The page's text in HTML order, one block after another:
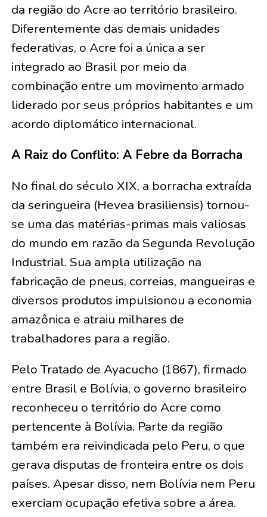
da região do Acre ao território brasileiro.
Diferentemente das demais unidades
federativas, o Acre foi a única a ser
integrado ao Brasil por meio da
combinação entre um movimento armado
liderado por seus próprios habitantes e um
acordo diplomático internacional.
A Raiz do Conflito: A Febre da Borracha
No final do século XIX, a borracha extraída
da seringueira (Hevea brasiliensis) tornou-
se uma das matérias-primas mais valiosas
do mundo em razão da Segunda Revolução
Industrial. Sua ampla utilização na
fabricação de pneus, correias, mangueiras e
diversos produtos impulsionou a economia
amazônica e atraiu milhares de
trabalhadores para a região.
Pelo Tratado de Ayacucho (1867), firmado
entre Brasil e Bolívia, o governo brasileiro
reconheceu o território do Acre como
pertencente à Bolívia. Parte da região
também era reivindicada pelo Peru, o que
gerava disputas de fronteira entre os dois
países. Apesar disso, nem Bolívia nem Peru
exerciam ocupação efetiva sobre a área.